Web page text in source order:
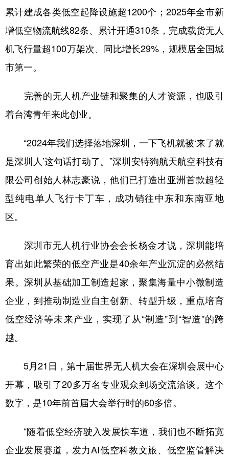
累计建成各类低空起降设施超1200个；2025年全市新
增低空物流航线82条、累计开通310条，完成载货无人
机飞行量超100万架次、同比增长29%，规模居全国城
市第一。
完善的无人机产业链和聚集的人才资源，也吸引
着台湾青年来此创业。
“2024年我们选择落地深圳，一下飞机就被‘来了就
是深圳人’这句话打动了。”深圳安特狗航天航空科技有
限公司创始人林志豪说，他们已打造出亚洲首款超轻
型纯电单人飞行卡丁车，成功销往中东和东南亚地
区。
深圳市无人机行业协会会长杨金才说，深圳能培
育出如此繁荣的低空产业是40余年产业沉淀的必然结
果。深圳从基础加工制造起家，聚集海量中小微制造
企业，到推动制造业自主创新、转型升级，重点培育
低空经济等未来产业，实现了从“制造”到“智造”的跨
越。
5月21日，第十届世界无人机大会在深圳会展中心
开幕，吸引了20多万名专业观众到场交流洽谈。这个
数字，是10年前首届大会举行时的60多倍。
“随着低空经济驶入发展快车道，我们也不断拓宽
企业发展赛道，发力AI低空科教文旅、低空监管解决